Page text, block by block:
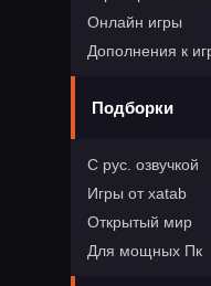
Онлайн игры
Дополнения к
Подборки
С рус. озвучкой
Игры от xatab
Открытый мир
Для мощных Пк